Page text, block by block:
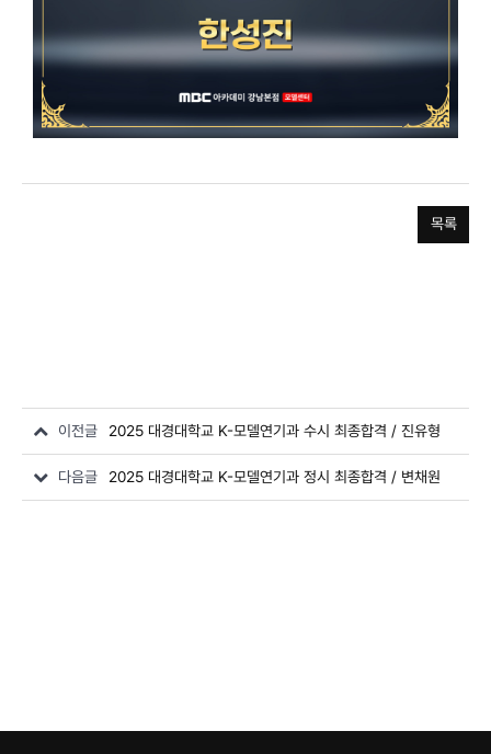
목록
이전글 2025 대경대학교 K-모델연기과 수시 최종합격 / 진유형
다음글 2025 대경대학교 K-모델연기과 정시 최종합격 / 변채원